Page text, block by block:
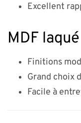
Excellent
MDF
Finitions
Grand choix
Facile à